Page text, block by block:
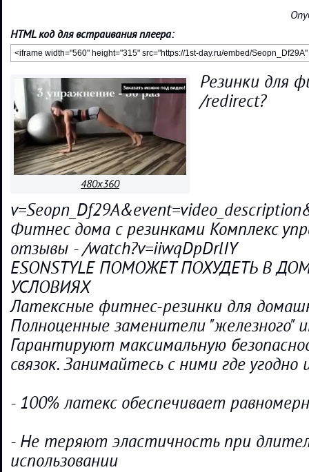
HTML код для встраивания плеера:
480x360
Резинки для
/redirect?
Фитнес дома с резинками Комплекс
отзывы - /watch?v=iiwqDpDrlIY
ESONSTYLE ПОМОЖЕТ ПОХУДЕТЬ В
УСЛОВИЯХ
Латексные фитнес-резинки для
Полноценные заменители "железного"
Гарантируют максимальную
связок. Занимайтесь с ними где угодно
- 100% латекс обеспечивает
- Не теряют эластичность при
использовании